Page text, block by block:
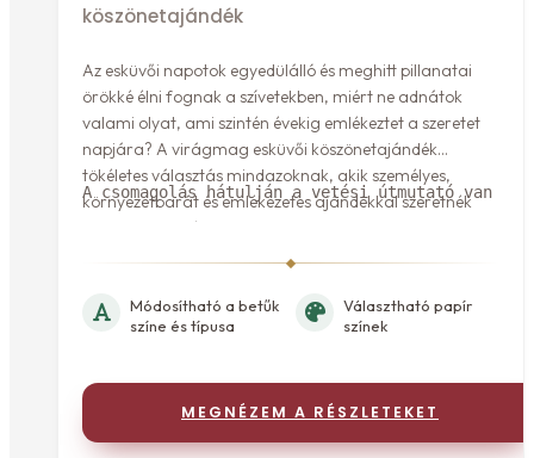
köszönetajándék
Az esküvői napotok egyedülálló és meghitt pillanatai
örökké élni fognak a szívetekben, miért ne adnátok
valami olyat, ami szintén évekig emlékeztet a szeretet
napjára? A virágmag esküvői köszönetajándék
tökéletes választás mindazoknak, akik személyes,
környezetbarát és emlékezetes ajándékkal szeretnék
meglepni vendégeiket.
A csomagolás hátulján a vetési útmutató van
Módosítható a betűk
színe és típusa
Választható papír
színek
MEGNÉZEM A RÉSZLETEKET